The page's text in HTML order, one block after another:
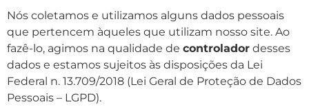
Nós coletamos e utilizamos alguns dados pessoais
que pertencem àqueles que utilizam nosso site. Ao
fazê-lo, agimos na qualidade de controlador desses
dados e estamos sujeitos às disposições da Lei
Federal n. 13.709/2018 (Lei Geral de Proteção de Dados
Pessoais – LGPD).